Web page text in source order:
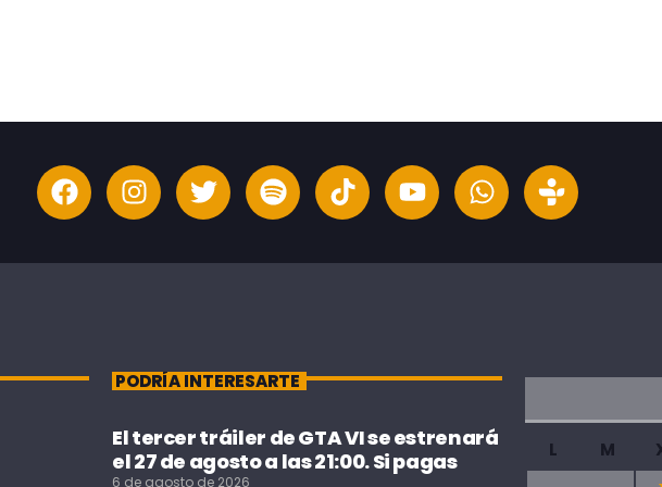
PODRÍA INTERESARTE
El tercer tráiler de GTA VI se estrenará
el 27 de agosto a las 21:00. Si pagas
6 de agosto de 2026
L M